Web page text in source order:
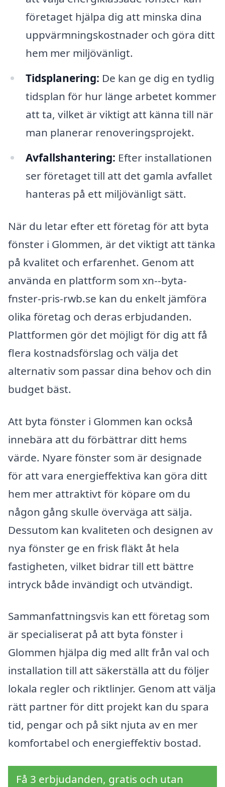
företaget hjälpa dig att minska dina
uppvärmningskostnader och göra ditt
hem mer miljövänligt.
Tidsplanering: De kan ge dig en tydlig
tidsplan för hur länge arbetet kommer
att ta, vilket är viktigt att känna till när
man planerar renoveringsprojekt.
Avfallshantering: Efter installationen
ser företaget till att det gamla avfallet
hanteras på ett miljövänligt sätt.
När du letar efter ett företag för att byta
fönster i Glommen, är det viktigt att tänka
på kvalitet och erfarenhet. Genom att
använda en plattform som xn--byta-
fnster-pris-rwb.se kan du enkelt jämföra
olika företag och deras erbjudanden.
Plattformen gör det möjligt för dig att få
flera kostnadsförslag och välja det
alternativ som passar dina behov och din
budget bäst.
Att byta fönster i Glommen kan också
innebära att du förbättrar ditt hems
värde. Nyare fönster som är designade
för att vara energieffektiva kan göra ditt
hem mer attraktivt för köpare om du
någon gång skulle överväga att sälja.
Dessutom kan kvaliteten och designen av
nya fönster ge en frisk fläkt åt hela
fastigheten, vilket bidrar till ett bättre
intryck både invändigt och utvändigt.
Sammanfattningsvis kan ett företag som
är specialiserat på att byta fönster i
Glommen hjälpa dig med allt från val och
installation till att säkerställa att du följer
lokala regler och riktlinjer. Genom att välja
rätt partner för ditt projekt kan du spara
tid, pengar och på sikt njuta av en mer
komfortabel och energieffektiv bostad.
Få 3 erbjudanden, gratis och utan